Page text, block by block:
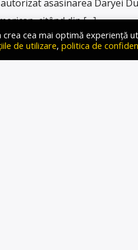
asasinarea Daryei
citând din […]
cea mai optimă experiență
de utilizare, politica de